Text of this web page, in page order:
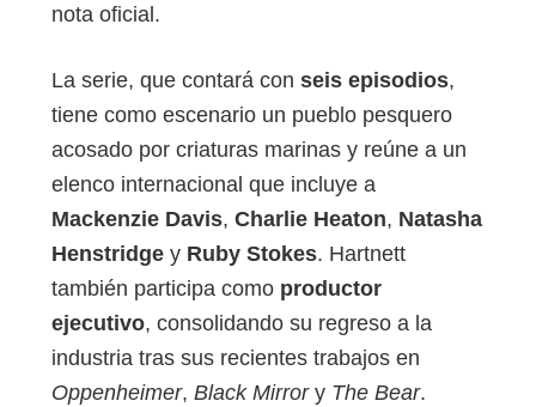
nota oficial.
La serie, que contará con seis episodios,
tiene como escenario un pueblo pesquero
acosado por criaturas marinas y reúne a un
elenco internacional que incluye a
Mackenzie Davis, Charlie Heaton, Natasha
Henstridge y Ruby Stokes. Hartnett
también participa como productor
ejecutivo, consolidando su regreso a la
industria tras sus recientes trabajos en
Oppenheimer, Black Mirrory The Bear.